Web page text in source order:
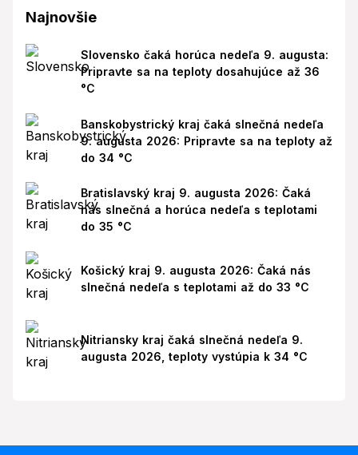
Najnovšie
Slovensko čaká horúca nedeľa 9. augusta:
Pripravte sa na teploty dosahujúce až 36
°C
Banskobystrický kraj čaká slnečná nedeľa
9. augusta 2026: Pripravte sa na teploty až
do 34 °C
Bratislavský kraj 9. augusta 2026: Čaká
nás slnečná a horúca nedeľa s teplotami
do 35 °C
Košický kraj 9. augusta 2026: Čaká nás
slnečná nedeľa s teplotami až do 33 °C
Nitriansky kraj čaká slnečná nedeľa 9.
augusta 2026, teploty vystúpia k 34 °C